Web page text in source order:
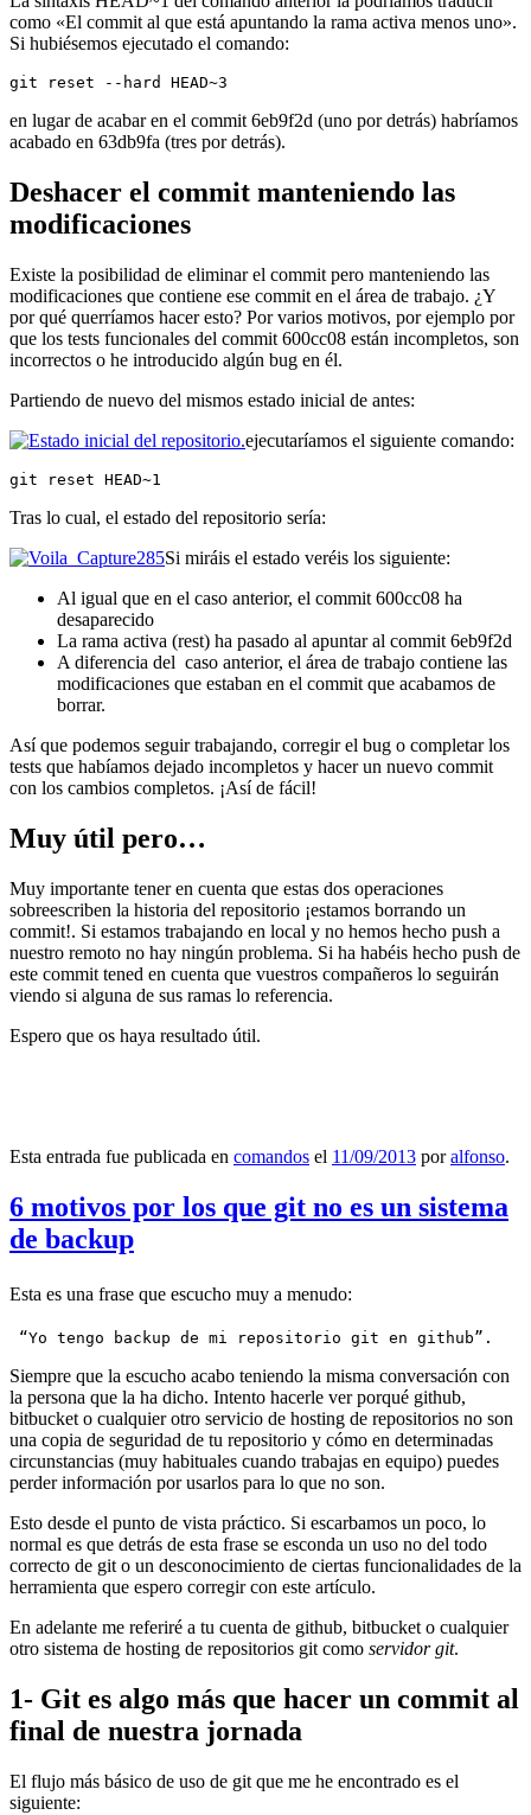
como «El commit al que está apuntando la rama activa menos uno».
Si hubiésemos ejecutado el comando:
git reset --hard HEAD~3
en lugar de acabar en el commit 6eb9f2d (uno por detrás) habríamos
acabado en 63db9fa (tres por detrás).
Deshacer el commit manteniendo las
modificaciones
Existe la posibilidad de eliminar el commit pero manteniendo las
modificaciones que contiene ese commit en el área de trabajo. ¿Y
por qué querríamos hacer esto? Por varios motivos, por ejemplo por
que los tests funcionales del commit 600cc08 están incompletos, son
incorrectos o he introducido algún bug en él.
Partiendo de nuevo del mismos estado inicial de antes:
ejecutaríamos el siguiente comando:
git reset HEAD~1
Tras lo cual, el estado del repositorio sería:
Si miráis el estado veréis los siguiente:
Al igual que en el caso anterior, el commit 600cc08 ha
desaparecido
La rama activa (rest) ha pasado al apuntar al commit 6eb9f2d
A diferencia del caso anterior, el área de trabajo contiene las
modificaciones que estaban en el commit que acabamos de
borrar.
Así que podemos seguir trabajando, corregir el bug o completar los
tests que habíamos dejado incompletos y hacer un nuevo commit
con los cambios completos. ¡Así de fácil!
Muy útil pero…
Muy importante tener en cuenta que estas dos operaciones
sobreescriben la historia del repositorio ¡estamos borrando un
commit!. Si estamos trabajando en local y no hemos hecho push a
nuestro remoto no hay ningún problema. Si ha habéis hecho push de
este commit tened en cuenta que vuestros compañeros lo seguirán
viendo si alguna de sus ramas lo referencia.
Espero que os haya resultado útil.
Esta entrada fue publicada en comandos el 11/09/2013 poralfonso.
6 motivos por los que git no es un sistema
de backup
Esta es una frase que escucho muy a menudo:
“Yo tengo backup de mi repositorio git en github”.
Siempre que la escucho acabo teniendo la misma conversación con
la persona que la ha dicho. Intento hacerle ver porqué github,
bitbucket o cualquier otro servicio de hosting de repositorios no son
una copia de seguridad de tu repositorio y cómo en determinadas
circunstancias (muy habituales cuando trabajas en equipo) puedes
perder información por usarlos para lo que no son.
Esto desde el punto de vista práctico. Si escarbamos un poco, lo
normal es que detrás de esta frase se esconda un uso no del todo
correcto de git o un desconocimiento de ciertas funcionalidades de la
herramienta que espero corregir con este artículo.
En adelante me referiré a tu cuenta de github, bitbucket o cualquier
otro sistema de hosting de repositorios git como servidor git.
1- Git es algo más que hacer un commit al
final de nuestra jornada
El flujo más básico de uso de git que me he encontrado es el
siguiente: